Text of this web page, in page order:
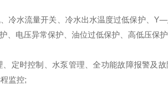
冷水流量开关、冷水出水温度过低保护、
、电压异常保护、油位过低保护、高低压保
、定时控制、水泵管理、全功能故障报警及
监控;